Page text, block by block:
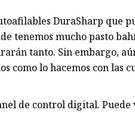
DuraSharp que
tenemos mucho pasto
tanto. Sin embargo,
como lo hacemos con las
de control digital. Puede